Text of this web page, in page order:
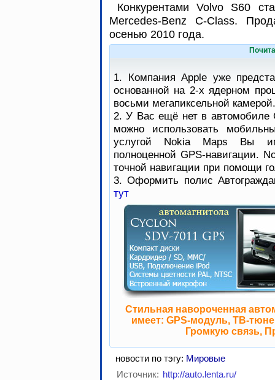
Конкурентами Volvo S60
Mercedes-Benz C-Class.
осенью 2010 года.
1. Компания Apple уже
основанной на 2-х ядерном
восьми мегапиксельной камерой.
2. У Вас ещё нет в автомобиле
можно использовать
услугой Nokia Maps Вы
полноценной GPS-навигации.
точной навигации при помощи
3. Оформить полис
тут
Стильная навороченная
имеет: GPS-модуль, ТВ-
Громкую связь,
новости по тэгу: Мировые
Источник: http://auto.lenta.ru/